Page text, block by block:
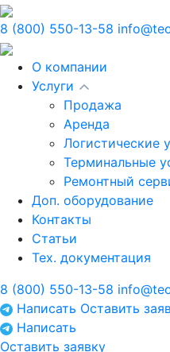
8 (800) 550-13-58
О компании
Услуги
Продажа
Аренда
Логистические
Терминальные
Ремонтный
Доп. оборудование
Контакты
Статьи
Тех. документация
8 (800) 550-13-58
Написать Оставить
Написать
Оставить заявку